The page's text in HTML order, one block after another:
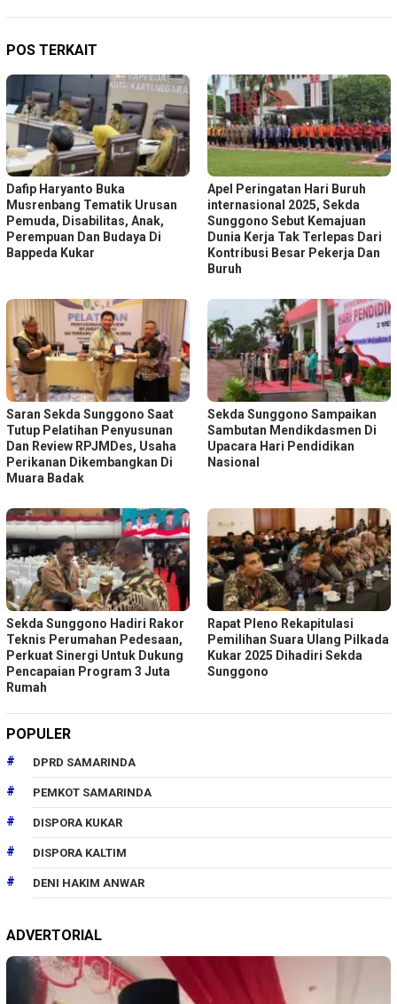
POS TERKAIT
Dafip Haryanto Buka
Musrenbang Tematik Urusan
Pemuda, Disabilitas, Anak,
Perempuan Dan Budaya Di
Bappeda Kukar
Apel Peringatan Hari Buruh
internasional 2025, Sekda
Sunggono Sebut Kemajuan
Dunia Kerja Tak Terlepas Dari
Kontribusi Besar Pekerja Dan
Buruh
Saran Sekda Sunggono Saat
Tutup Pelatihan Penyusunan
Dan Review RPJMDes, Usaha
Perikanan Dikembangkan Di
Muara Badak
Sekda Sunggono Sampaikan
Sambutan Mendikdasmen Di
Upacara Hari Pendidikan
Nasional
Sekda Sunggono Hadiri Rakor
Teknis Perumahan Pedesaan,
Perkuat Sinergi Untuk Dukung
Pencapaian Program 3 Juta
Rumah
Rapat Pleno Rekapitulasi
Pemilihan Suara Ulang Pilkada
Kukar 2025 Dihadiri Sekda
Sunggono
POPULER
DPRD SAMARINDA
PEMKOT SAMARINDA
DISPORA KUKAR
DISPORA KALTIM
DENI HAKIM ANWAR
ADVERTORIAL